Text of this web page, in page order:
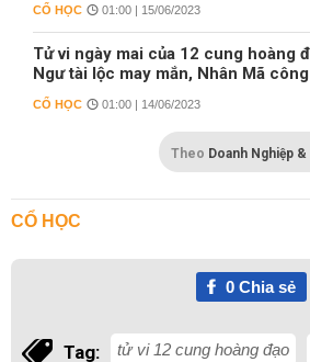
CỔ HỌC 01:00 | 15/06/2023
Tử vi ngày mai của 12 cung hoàng
Ngư tài lộc may mắn, Nhân Mã
CỔ HỌC 01:00 | 14/06/2023
Theo Doanh Nghiệp
CỔ HỌC
0Chia sẻ
Tag: tử vi 12 cung hoàng đạo